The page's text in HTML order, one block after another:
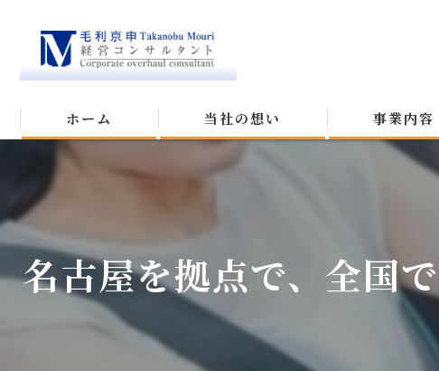
ホーム 当社の想い 事業内容
名古屋を拠点で、全国